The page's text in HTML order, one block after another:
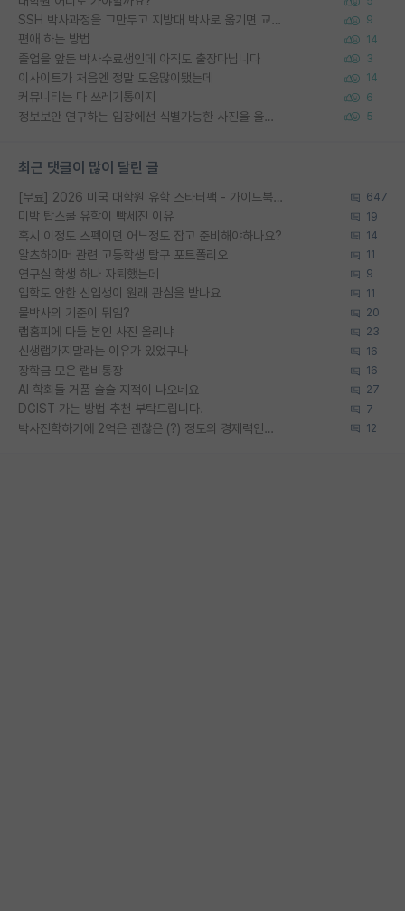
SSH 박사과정을 그만두고 지방대 박사로 옮기면 교수의 꿈은 끝일까요? 9
편애 하는 방법 14
졸업을 앞둔 박사수료생인데 아직도 출장다닙니다 3
이사이트가 처음엔 정말 도움많이됐는데 14
커뮤니티는 다 쓰레기통이지 6
정보보안 연구하는 입장에선 식별가능한 사진을 올리는건 비추이긴함 5
최근 댓글이 많이 달린 글
[무료] 2026 미국 대학원 유학 스타터팩 - 가이드북 & 합격자 컨택메일 템플릿 647
미박 탑스쿨 유학이 빡세진 이유 19
혹시 이정도 스펙이면 어느정도 잡고 준비해야하나요? 14
알츠하이머 관련 고등학생 탐구 포트폴리오 11
연구실 학생 하나 자퇴했는데 9
입학도 안한 신입생이 원래 관심을 받나요 11
물박사의 기준이 뭐임? 20
랩홈피에 다들 본인 사진 올리냐 23
신생랩가지말라는 이유가 있었구나 16
장학금 모은 랩비통장 16
AI 학회들 거품 슬슬 지적이 나오네요 27
DGIST 가는 방법 추천 부탁드립니다. 7
박사진학하기에 2억은 괜찮은 (?) 정도의 경제력인가요 12